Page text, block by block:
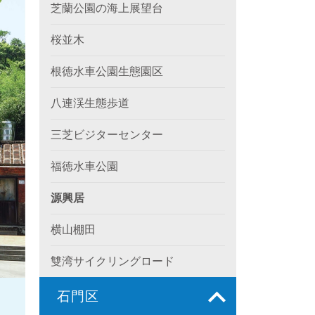
芝蘭公園の海上展望台
桜並木
根徳水車公園生態園区
八連渓生態歩道
三芝ビジターセンター
福徳水車公園
源興居
横山棚田
雙湾サイクリングロード
石門区